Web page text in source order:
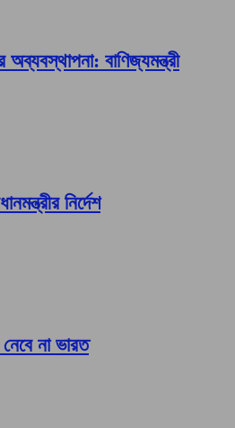
বাণিজ্যমন্ত্রী
নির্দেশ
নেবে না ভারত